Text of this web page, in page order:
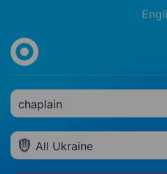
chaplain
All Ukraine